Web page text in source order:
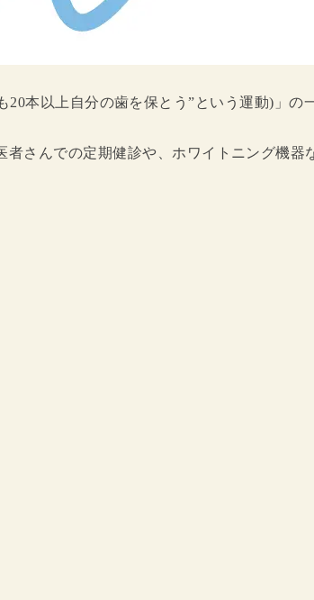
本以上自分の歯を保とう”という運動)」
さんでの定期健診や、ホワイトニング機